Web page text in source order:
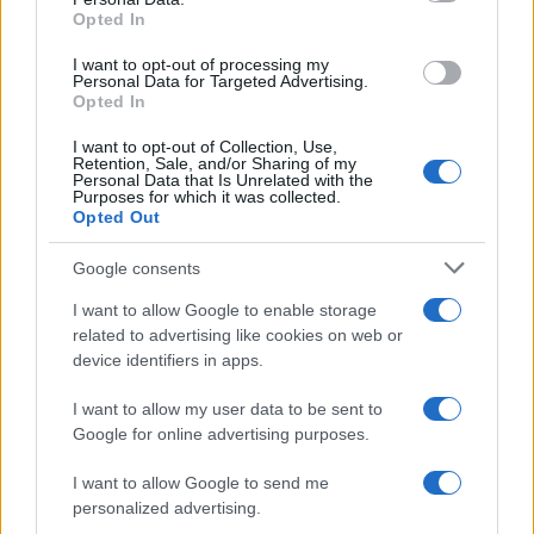
Opted In
I want to opt-out of processing my
Personal Data for Targeted Advertising.
Opted In
I want to opt-out of Collection, Use,
Retention, Sale, and/or Sharing of my
Personal Data that Is Unrelated with the
Purposes for which it was collected.
Opted Out
Google consents
I want to allow Google to enable storage
related to advertising like cookies on web or
device identifiers in apps.
I want to allow my user data to be sent to
Google for online advertising purposes.
I want to allow Google to send me
personalized advertising.
Rispondi
Corsaro Nero
L’inverecondo lassismo sinistrorso ha generato il mostro. Di
qualunque generazione siano prima o seconda li rispedirei
tutti a calci nelle terga al loro paese d’origine invece ci tocca
anche spender soldi per processi a senso unico e per
mantenerli in galera………che affare queste risorse!…..
Rispondi
Carica altri commenti